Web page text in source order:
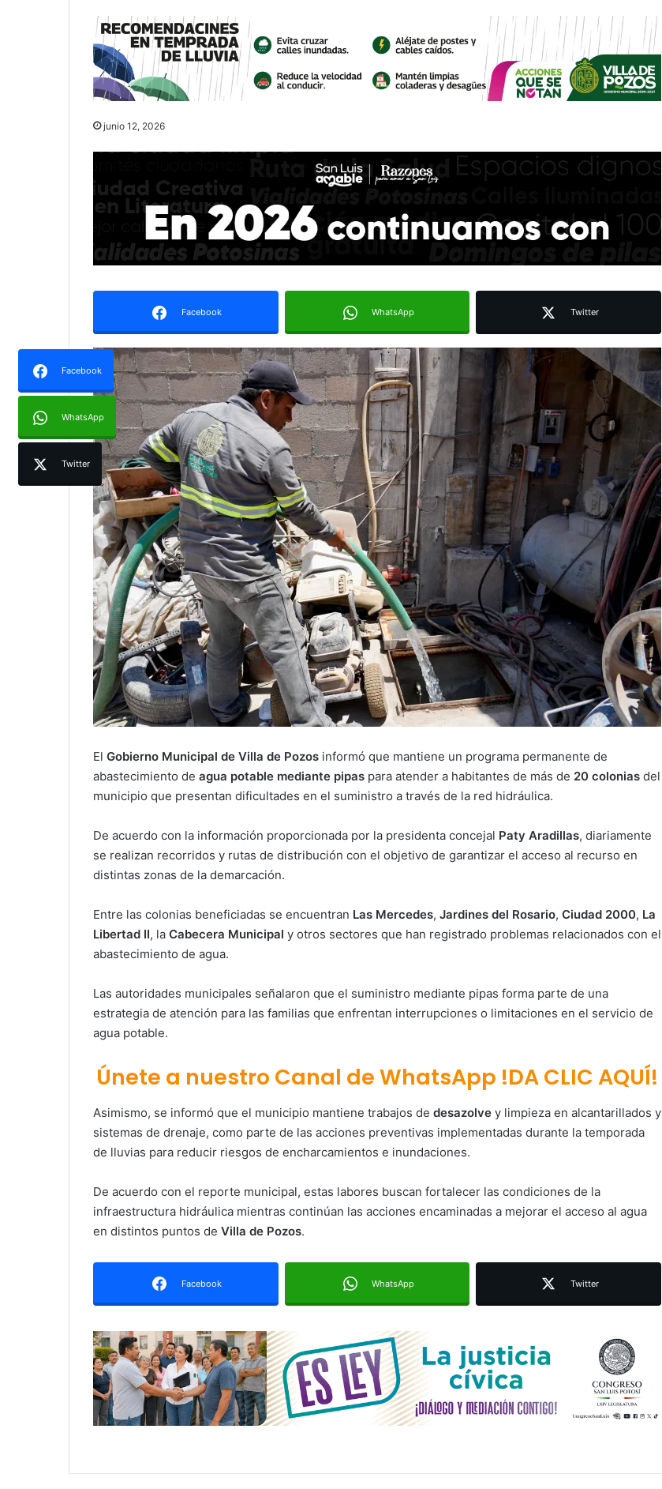
junio 12, 2026
Facebook WhatsApp Twitter
Facebook
WhatsApp
Twitter
El Gobierno Municipal de Villa de Pozos informó que mantiene un programa permanente de
abastecimiento de agua potable mediante pipas para atender a habitantes de más de 20 colonias del
municipio que presentan dificultades en el suministro a través de la red hidráulica.
De acuerdo con la información proporcionada por la presidenta concejal Paty Aradillas, diariamente
se realizan recorridos y rutas de distribución con el objetivo de garantizar el acceso al recurso en
distintas zonas de la demarcación.
Entre las colonias beneficiadas se encuentran Las Mercedes, Jardines del Rosario, Ciudad 2000, La
Libertad II, la Cabecera Municipal y otros sectores que han registrado problemas relacionados con el
abastecimiento de agua.
Las autoridades municipales señalaron que el suministro mediante pipas forma parte de una
estrategia de atención para las familias que enfrentan interrupciones o limitaciones en el servicio de
agua potable.
Únete a nuestro Canal de WhatsApp !DA CLIC AQUÍ!
Asimismo, se informó que el municipio mantiene trabajos de desazolve y limpieza en alcantarillados y
sistemas de drenaje, como parte de las acciones preventivas implementadas durante la temporada
de lluvias para reducir riesgos de encharcamientos e inundaciones.
De acuerdo con el reporte municipal, estas labores buscan fortalecer las condiciones de la
infraestructura hidráulica mientras continúan las acciones encaminadas a mejorar el acceso al agua
en distintos puntos de Villa de Pozos.
Facebook WhatsApp Twitter
Paty Aradillas destaca impacto del
Villa de Pozos reporta reducción del
Circuito Potosí; destacan impacto
Centro de Capacitación en San
Francisco ofrecerá talleres y
buscará certificación para sus
alumnos
avenida Salvador Nava